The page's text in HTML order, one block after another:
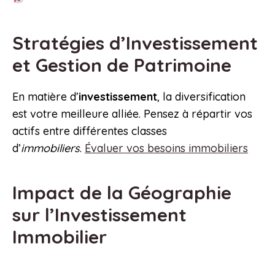
Stratégies d’Investissement
et Gestion de Patrimoine
En matière d’investissement, la diversification
est votre meilleure alliée. Pensez à répartir vos
actifs entre différentes classes
d’immobiliers. Évaluer vos besoins immobiliers
Impact de la Géographie
sur l’Investissement
Immobilier